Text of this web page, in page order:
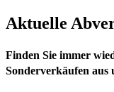
Aktuelle
Finden Sie immer
Sonderverkäufen aus